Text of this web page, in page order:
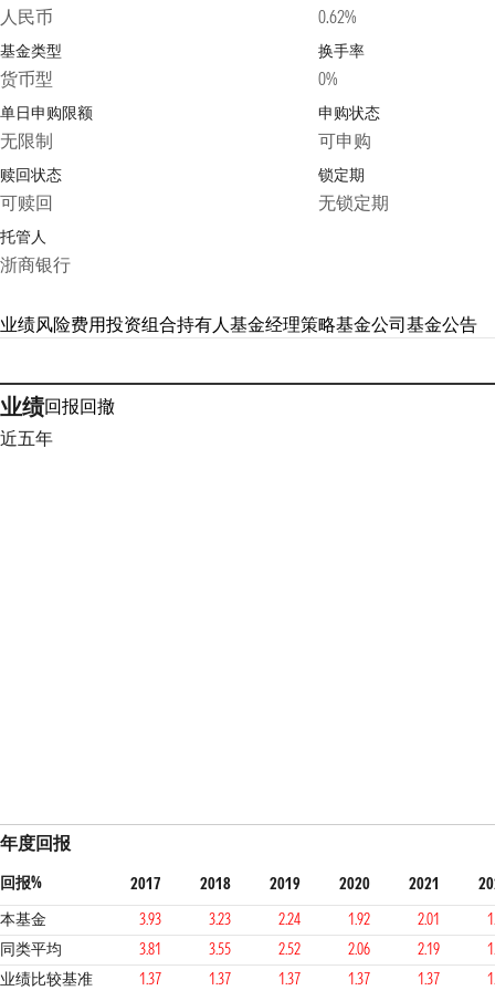
人民币 0.62%
基金类型
货币型
换手率
0%
单日申购限额
无限制
申购状态
可申购
赎回状态
可赎回
锁定期
无锁定期
托管人
浙商银行
业绩风险费用投资组合持有人基金经理策略基金公司基金公告
业绩回报回撤
近五年
年度回报
回报% 2017 2018 2019 2020 2021
本基金
3.93 3.23 2.24 1.92 2.01
同类平均
3.81 3.55 2.52 2.06 2.19
业绩比较基准
1.37 1.37 1.37 1.37 1.37